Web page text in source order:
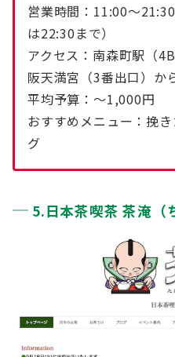
営業時間：11:00〜
は22:30まで）
アクセス：南森町駅（
阪天満宮（3番出口）か
平均予算：〜1,000円
おすすめメニュー：挽
グ
5.日本茶喫茶 茶淹（